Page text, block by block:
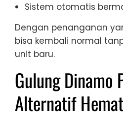
Sistem otomatis
Dengan penanganan
bisa kembali normal
unit baru.
Gulung Dinamo
Alternatif Hemat